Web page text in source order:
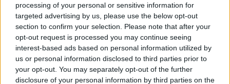
processing of your personal or sensitive information for
targeted advertising by us, please use the below opt-out
section to confirm your selection. Please note that after your
opt-out request is processed you may continue seeing
interest-based ads based on personal information utilized by
us or personal information disclosed to third parties prior to
your opt-out. You may separately opt-out of the further
disclosure of your personal information by third parties on the